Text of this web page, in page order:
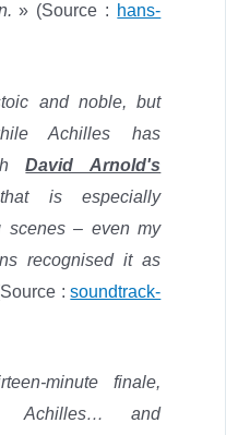
» (Source : hans-
and noble, but
Achilles has
David Arnold's
is especially
scenes – even my
recognised it as
:soundtrack-
minute finale,
Achilles… and